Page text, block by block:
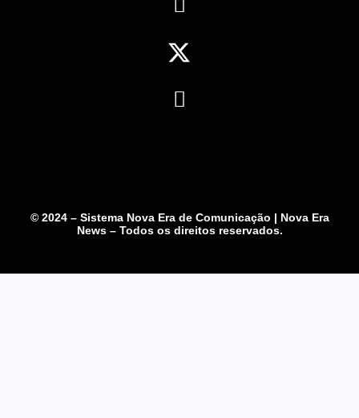
© 2024 – Sistema Nova Era de Comunicação | Nova Era
News – Todos os direitos reservados.